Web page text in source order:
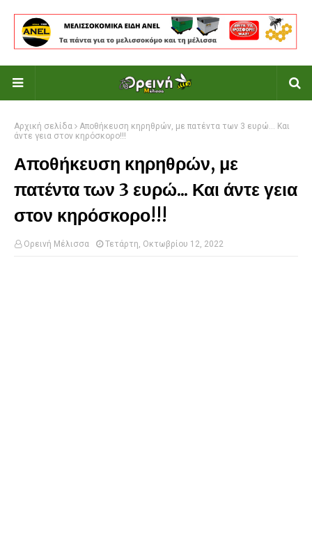
Αρχική σελίδα
Αποθήκευση κηρηθρών, με πατέντα των 3 ευρώ... Και
άντε γεια στον κηρόσκορο!!!
Αποθήκευση κηρηθρών, με
πατέντα των 3 ευρώ... Και άντε γεια
στον κηρόσκορο!!!
Ορεινή Μέλισσα Τετάρτη, Οκτωβρίου 12, 2022